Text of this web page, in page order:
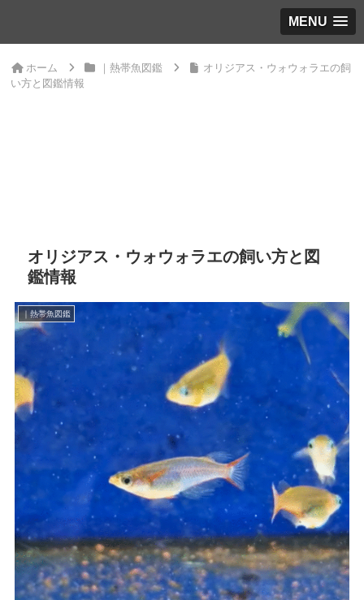
MENU
ホーム ｜熱帯魚図鑑
オリジアス・ウォウォラエの飼
い方と図鑑情報
オリジアス・ウォウォラエの飼い方と図
鑑情報
｜熱帯魚図鑑